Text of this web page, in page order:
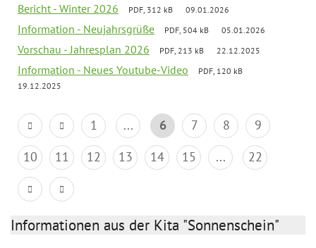
Bericht - Winter 2026 PDF, 312 kB 09.01.2026
Information - Neujahrsgrüße PDF, 504 kB 05.01.2026
Vorschau - Jahresplan 2026 PDF, 213 kB 22.12.2025
Information - Neues Youtube-Video
PDF, 120 kB
19.12.2025
1 ... 6 7 8
9
10
11 12 13 14 15 ... 22
Informationen aus der Kita "Sonnenschein"